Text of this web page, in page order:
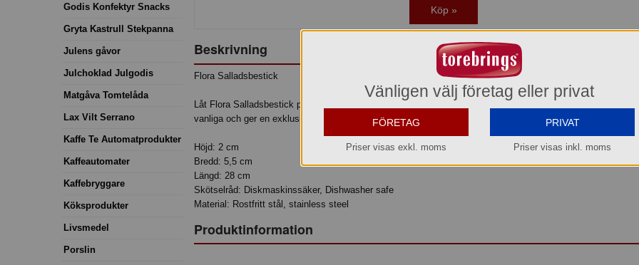
Godis Konfektyr Snacks
Gryta Kastrull Stekpanna
Julens gåvor
Julchoklad Julgodis
Matgåva Tomtelåda
Lax Vilt Serrano
Kaffe Te Automatprodukter
Kaffeautomater
Kaffebryggare
Köksprodukter
Livsmedel
Porslin
Köp »
Beskrivning
Flora Salladsbestick
Låt Flora Salladsbestick piffa upp dukningen. Dessa vackert designade salladsbestick är verkligen något
vanliga och ger en exklusiv känsla till matbordet.
Höjd: 2 cm
Bredd: 5,5 cm
Längd: 28 cm
Skötselråd: Diskmaskinssäker, Dishwasher safe
Material: Rostfritt stål, stainless steel
Produktinformation
Vänligen välj företag eller privat
FÖRETAG
Priser visas exkl. moms
PRIVAT
Priser visas inkl. moms